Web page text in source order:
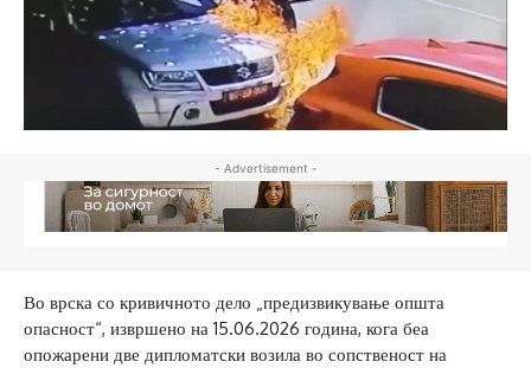
- Advertisement -
Во врска со кривичното дело „предизвикување општа
опасност“, извршено на 15.06.2026 година, кога беа
опожарени две дипломатски возила во сопственост на